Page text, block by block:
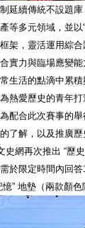
延續傳統不設題
等多元領域，並
架，靈活運用綜
實力與臨場應變
生活的點滴中累
熱愛歷史的青年打
配合此次賽事的
了解，以及推廣
史網再次推出 “歷
於限定時間內回
憶” 地墊（兩款顏